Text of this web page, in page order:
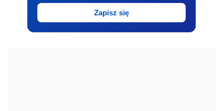
Zapisz się